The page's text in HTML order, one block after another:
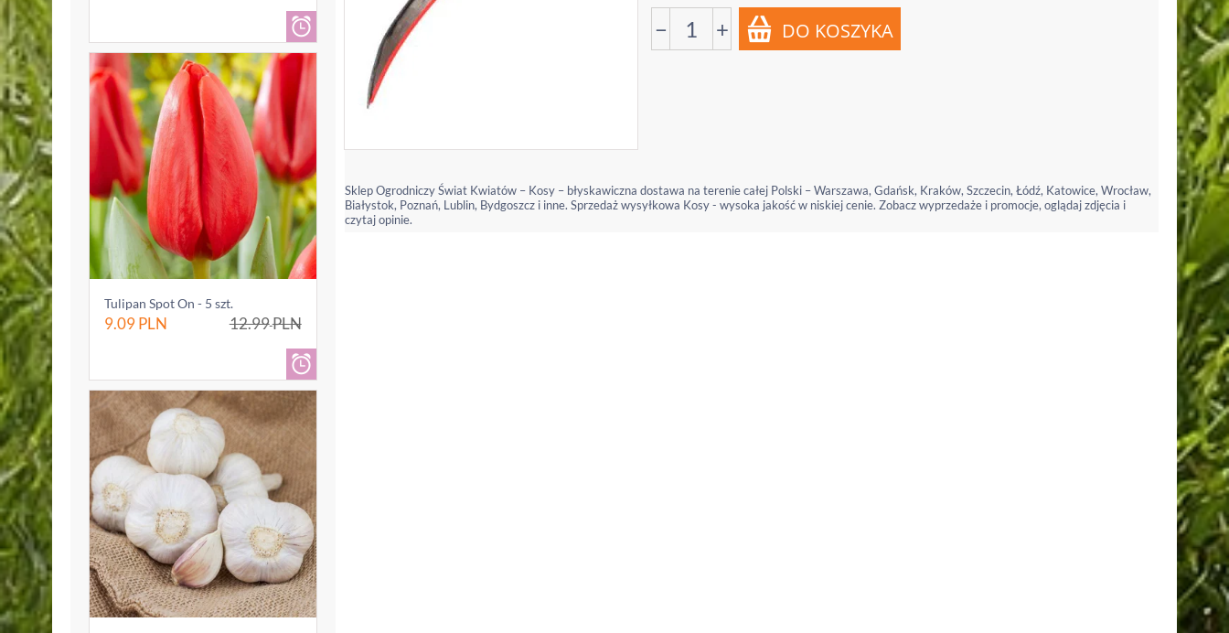
Tulipan Spot On - 5 szt.
9.09PLN 12.99PLN
− +
Sklep Ogrodniczy Świat Kwiatów – Kosy – błyskawiczna dostawa na terenie całej Polski – Warszawa, Gdańsk, Kraków, Szczecin, Łódź, Katowice, Wrocław,
Białystok, Poznań, Lublin, Bydgoszcz i inne. Sprzedaż wysyłkowa Kosy - wysoka jakość w niskiej cenie. Zobacz wyprzedaże i promocje, oglądaj zdjęcia i
czytaj opinie.